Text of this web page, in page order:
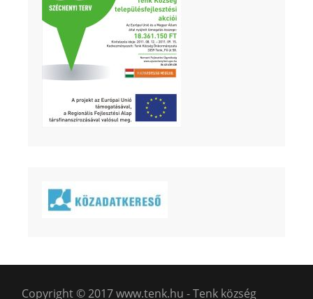
Copyright © 2017 www.tenk.hu - Tenk község